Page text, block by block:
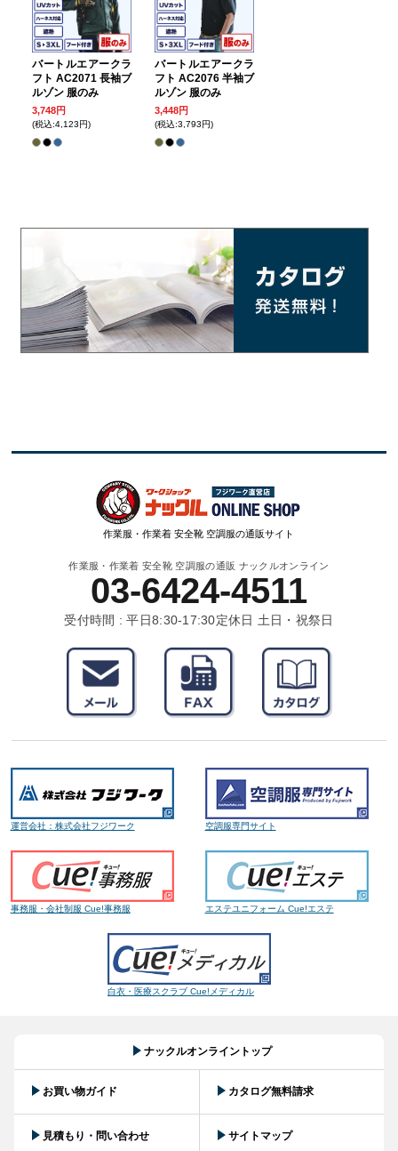
バートルエアークラ
フト AC2071 長袖ブ
ルゾン 服のみ
3,748円
(税込:4,123円)
バートルエアークラ
フト AC2076 半袖ブ
ルゾン 服のみ
3,448円
(税込:3,793円)
作業服・作業着 安全靴 空調服の通販サイト
作業服・作業着 安全靴 空調服の通販 ナックルオンライン
03-6424-4511
受付時間 : 平日8:30-17:30定休日 土日・祝祭日
運営会社：株式会社フジワーク 空調服専門サイト
事務服・会社制服 Cue!事務服 エステユニフォーム Cue!エステ
白衣・医療スクラブ Cue!メディカル
ナックルオンライントップ
お買い物ガイド カタログ無料請求
見積もり・問い合わせ サイトマップ